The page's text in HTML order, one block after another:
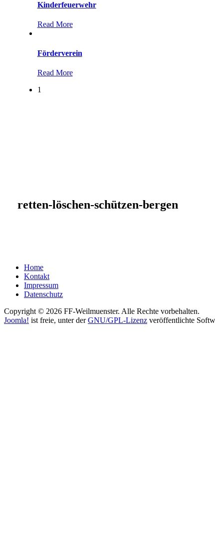
Kinderfeuerwehr
Read More
Förderverein
Read More
1
retten-löschen-schützen-bergen
Home
Kontakt
Impressum
Datenschutz
Copyright © 2026 FF-Weilmuenster. Alle Rechte vorbehalten.
Joomla! ist freie, unter derGNU/GPL-Lizenz veröffentlichte